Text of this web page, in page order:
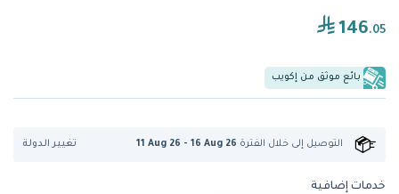
146.05
بائع موثق من إكويب
التوصيل إلى خلال الفترة 11 Aug 26 - 16 Aug 26 تغيير الدولة
خدمات إضافية